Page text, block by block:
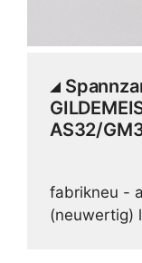
AS32/
fabrikneu -
(neuwertig)